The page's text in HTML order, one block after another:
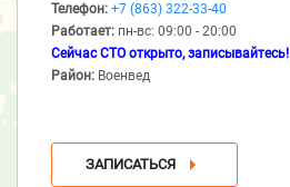
Телефон: +7 (863) 322-33-40
Работает: пн-вс: 09:00 - 20:00
Сейчас СТО открыто, записывайтесь!
Район: Военвед
ЗАПИСАТЬСЯ